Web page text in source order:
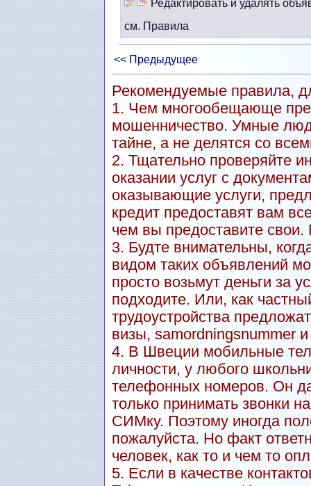
Редактировать и удалять
см. Правила
<< Предыдущее
Рекомендуемые правила,
1. Чем многообещающе
мошенничество. Умные
тайне, а не делятся со
2. Тщательно проверяйте
оказании услуг с
оказывающие услуги,
кредит предоставят вам
чем вы предоставите
3. Будте внимательны,
видом таких объявлений
просто возьмут деньги за
подходите. Или, как
трудоустройства
визы, samordningsnummer и
4. В Швеции мобильные
личности, у любого
телефонных номеров. Он
только принимать звонки
СИМку. Поэтому иногда
пожалуйста. Но факт
человек, как то и чем то
5. Если в качестве